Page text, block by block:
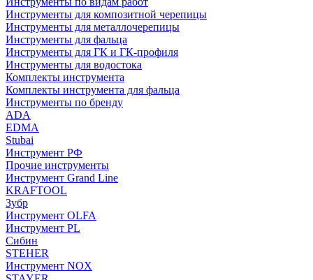
Инструменты для композитной черепицы
Инструменты для металлочерепицы
Инструменты для фальца
Инструменты для ГК и ГК-профиля
Инструменты для водостока
Комплекты инструмента
Комплекты инструмента для фальца
Инструменты по бренду
ADA
EDMA
Stubai
Инструмент РФ
Прочие инструменты
Инструмент Grand Line
KRAFTOOL
Зубр
Инструмент OLFA
Инструмент PL
Сибин
STEHER
Инструмент NOX